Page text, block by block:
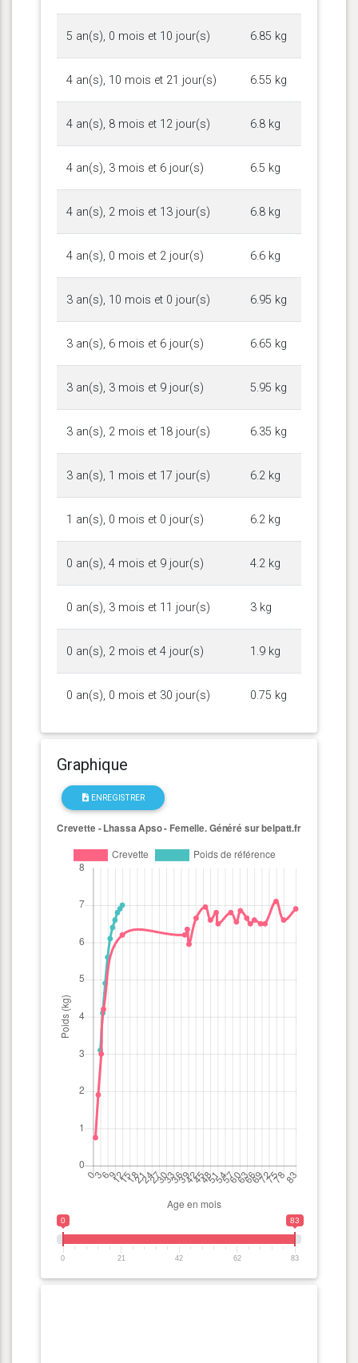
5 an(s), 0 mois et 10 jour(s) 6.85 kg
4 an(s), 10 mois et 21 jour(s) 6.55 kg
4 an(s), 8 mois et 12 jour(s) 6.8 kg
4 an(s), 3 mois et 6 jour(s) 6.5 kg
4 an(s), 2 mois et 13 jour(s) 6.8 kg
4 an(s), 0 mois et 2 jour(s) 6.6 kg
3 an(s), 10 mois et 0 jour(s) 6.95 kg
3 an(s), 6 mois et 6 jour(s) 6.65 kg
3 an(s), 3 mois et 9 jour(s) 5.95 kg
3 an(s), 2 mois et 18 jour(s) 6.35 kg
3 an(s), 1 mois et 17 jour(s) 6.2 kg
1 an(s), 0 mois et 0 jour(s) 6.2 kg
0 an(s), 4 mois et 9 jour(s) 4.2 kg
0 an(s), 3 mois et 11 jour(s) 3 kg
0 an(s), 2 mois et 4 jour(s) 1.9 kg
0 an(s), 0 mois et 30 jour(s) 0.75 kg
Graphique
ENREGISTRER
0 83
0 21 42 62 83